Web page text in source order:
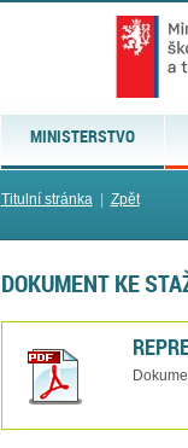
MINISTERSTVO
Titulní stránka| Zpět
DOKUMENT KE